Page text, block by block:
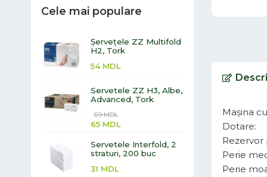
Cele mai populare
Șervețele ZZ Multifold
H2, Tork
54 MDL
Servetele ZZ H3, Albe,
Advanced, Tork
69MDL
65 MDL
Servetele Interfold, 2
straturi, 200 buc
31 MDL
Mașina
Dotare:
Rezervor
Perie
Perie